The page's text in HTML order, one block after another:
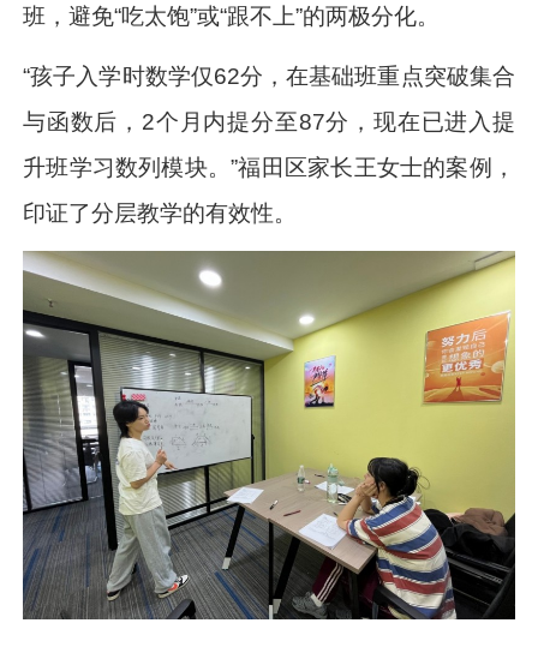
班，避免“吃太饱”或“跟不上”的两极分化。
“孩子入学时数学仅62分，在基础班重点突破集合
与函数后，2个月内提分至87分，现在已进入提
升班学习数列模块。”福田区家长王女士的案例，
印证了分层教学的有效性。